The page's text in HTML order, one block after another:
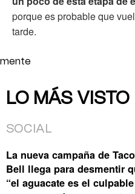
porque es probable que
tarde.
mente
LO MÁS VISTO
SOCIAL
La nueva campaña de Taco
Bell llega para desmentir
“el aguacate es el